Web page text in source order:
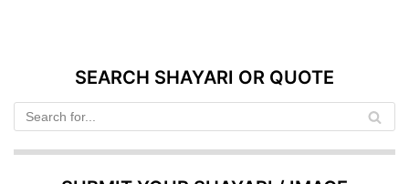
SEARCH SHAYARI OR QUOTE